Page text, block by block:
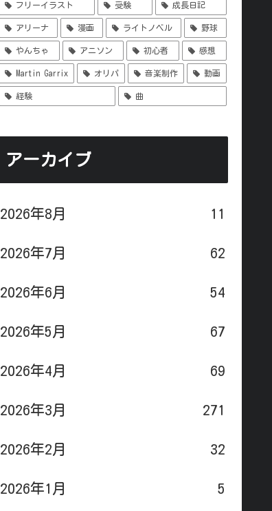
フリーイラスト 受験 成長日記
アリーナ 漫画 ライトノベル 野球
やんちゃ アニソン 初心者 感想
Martin Garrix オリパ 音楽制作 動画
経験 曲
アーカイブ
2026年8月 11
2026年7月 62
2026年6月 54
2026年5月 67
2026年4月 69
2026年3月 271
2026年2月 32
2026年1月 5